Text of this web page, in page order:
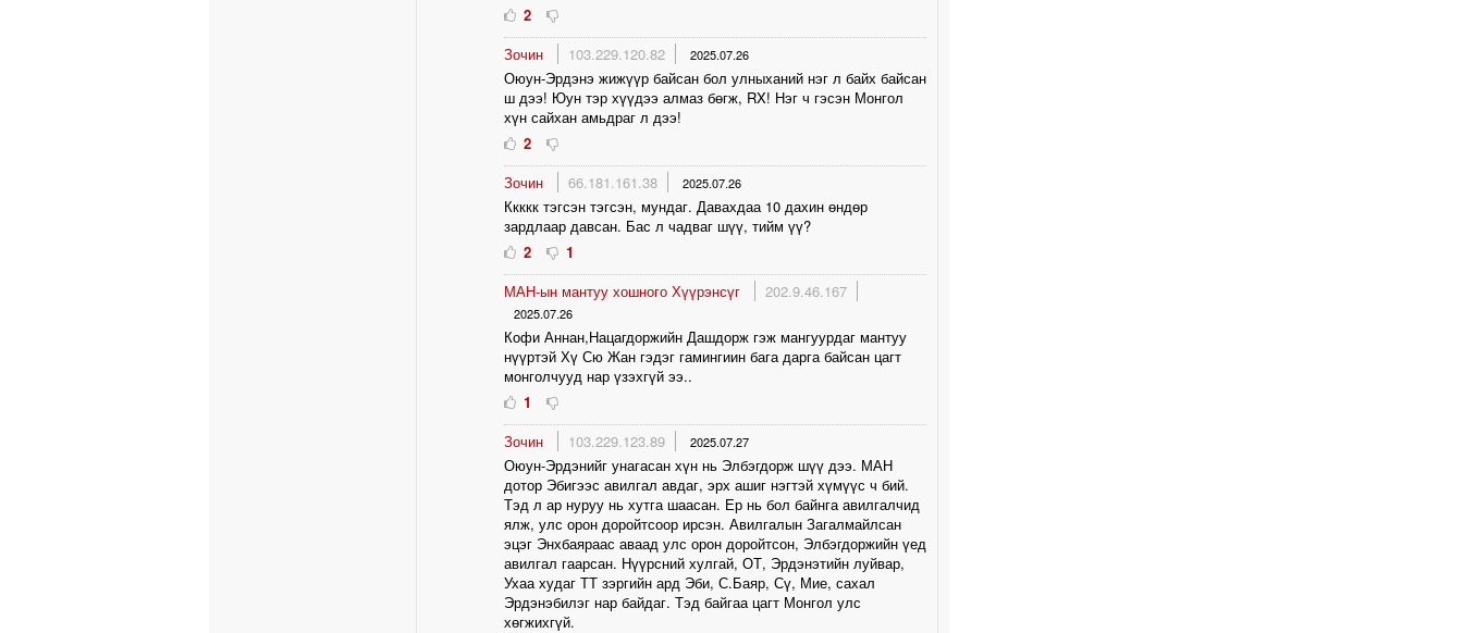
2
Зочин
103.229.120.82 2025.07.26
Оюун-Эрдэнэ жижүүр байсан бол улныханий нэг л байх байсан
ш дээ! Юун тэр хүүдээ алмаз бөгж, RX! Нэг ч гэсэн Монгол
хүн сайхан амьдраг л дээ!
2
Зочин
66.181.161.38 2025.07.26
Ккккк тэгсэн тэгсэн, мундаг. Давахдаа 10 дахин өндөр
зардлаар давсан. Бас л чадваг шүү, тийм үү?
2
1
МАН-ын мантуу хошного Хүүрэнсүг
202.9.46.167
2025.07.26
Кофи Аннан,Нацагдоржийн Дашдорж гэж мангуурдаг мантуу
нүүртэй Хү Сю Жан гэдэг гамингиин бага дарга байсан цагт
монголчууд нар үзэхгүй ээ..
1
Зочин
103.229.123.89 2025.07.27
Оюун-Эрдэнийг унагасан хүн нь Элбэгдорж шүү дээ. МАН
дотор Эбигээс авилгал авдаг, эрх ашиг нэгтэй хүмүүс ч бий.
Тэд л ар нуруу нь хутга шаасан. Ер нь бол байнга авилгалчид
ялж, улс орон доройтсоор ирсэн. Авилгалын Загалмайлсан
эцэг Энхбаяраас аваад улс орон доройтсон, Элбэгдоржийн үед
авилгал гаарсан. Нүүрсний хулгай, ОТ, Эрдэнэтийн луйвар,
Ухаа худаг ТТ зэргийн ард Эби, С.Баяр, Сү, Мие, сахал
Эрдэнэбилэг нар байдаг. Тэд байгаа цагт Монгол улс
хөгжихгүй.